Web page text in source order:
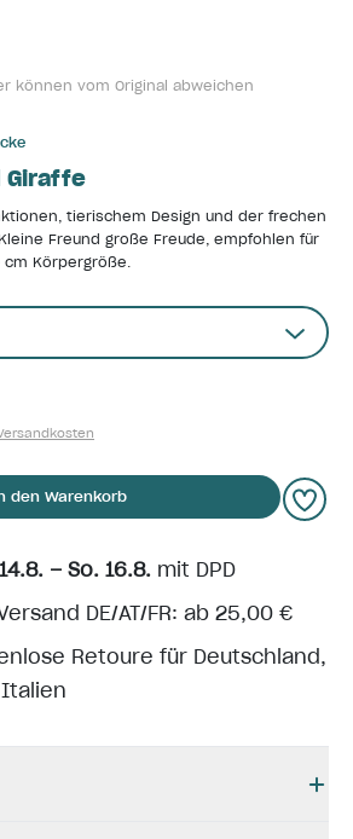
können vom Original abweichen
Giraffe
tierischem Design und der frechen
Freund große Freude, empfohlen für
cm Körpergröße.
den Warenkorb
– So. 16.8. mit DPD
DE/AT/FR: ab 25,00 €
Retoure für Deutschland,